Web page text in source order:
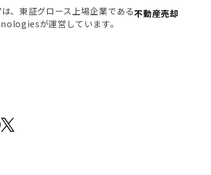
は、東証グロース上場企業である
が運営しています。
不動産売却